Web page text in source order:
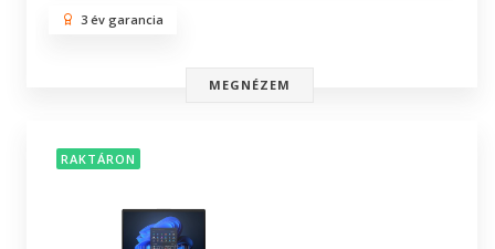
3 év garancia
MEGNÉZEM
RAKTÁRON